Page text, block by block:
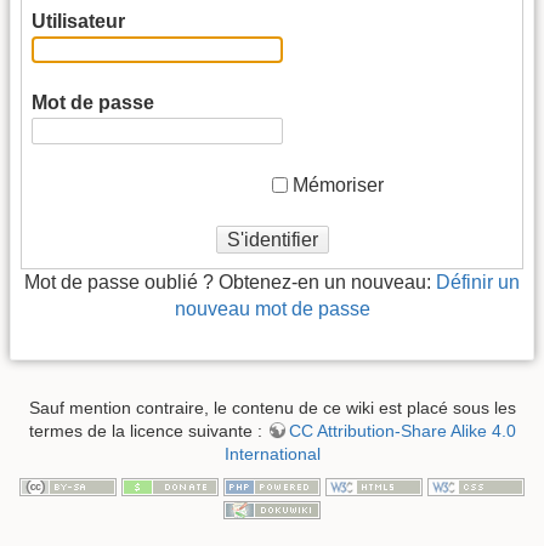
Utilisateur
Mot de passe
Mémoriser
S'identifier
Mot de passe oublié ? Obtenez-en un nouveau: Définir un
nouveau mot de passe
Sauf mention contraire, le contenu de ce wiki est placé sous les
termes de la licence suivante :
CC Attribution-Share Alike 4.0
International